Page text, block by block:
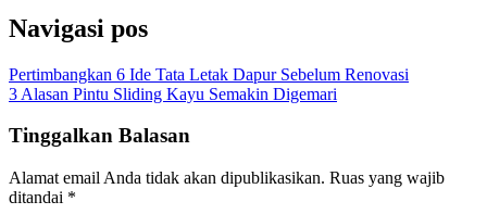
Navigasi pos
Pertimbangkan 6 Ide Tata Letak Dapur Sebelum Renovasi
3 Alasan Pintu Sliding Kayu Semakin Digemari
Tinggalkan Balasan
Alamat email Anda tidak akan dipublikasikan. Ruas yang wajib
ditandai *